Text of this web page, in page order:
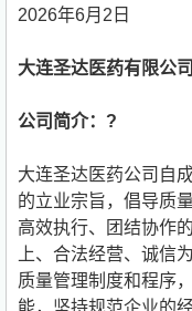
2026年6月2日
大连圣达医药有限公司
公司简介： ?
大连圣达医药公司自
的立业宗旨，倡导质
高效执行、团结协作
上、合法经营、诚信
质量管理制度和程序